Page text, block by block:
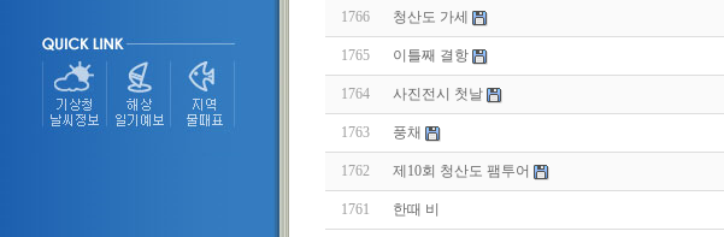
1766 청산도 가세
1765 이틀째 결항
1764 사진전시 첫날
1763 풍채
1762 제10회 청산도 팸투어
1761 한때 비